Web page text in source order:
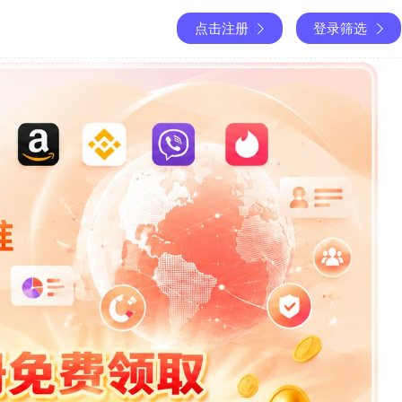
点击注册 登录筛选